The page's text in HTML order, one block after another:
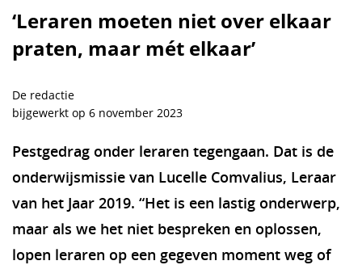
‘Leraren moeten niet over elkaar
praten, maar mét elkaar’
De redactie
bijgewerkt op 6 november 2023
Pestgedrag onder leraren tegengaan. Dat is de
onderwijsmissie van Lucelle Comvalius, Leraar
van het Jaar 2019. “Het is een lastig onderwerp,
maar als we het niet bespreken en oplossen,
lopen leraren op een gegeven moment weg of